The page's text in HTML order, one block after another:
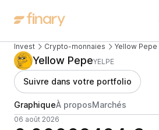
Invest Crypto-monnaies Yellow Pepe
Yellow PepeYELPE
Suivre dans votre portfolio
GraphiqueÀ proposMarchés
06 août 2026